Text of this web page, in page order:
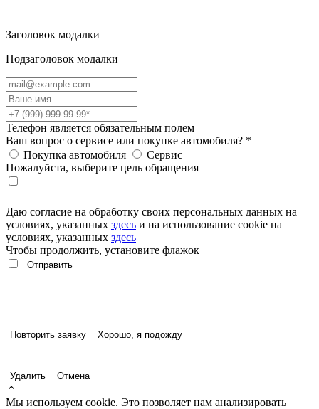
Заголовок модалки
Подзаголовок модалки
Телефон является обязательным полем
Ваш вопрос о сервисе или покупке автомобиля? *
Покупка автомобиля
Сервис
Пожалуйста, выберите цель обращения
Даю согласие на обработку своих персональных данных на
условиях, указанных здесь и на использование cookie на
условиях, указанных здесь
Чтобы продолжить, установите флажок
Повторить заявку Хорошо, я подожду
Удалить Отмена
Мы используем cookie. Это позволяет нам анализировать